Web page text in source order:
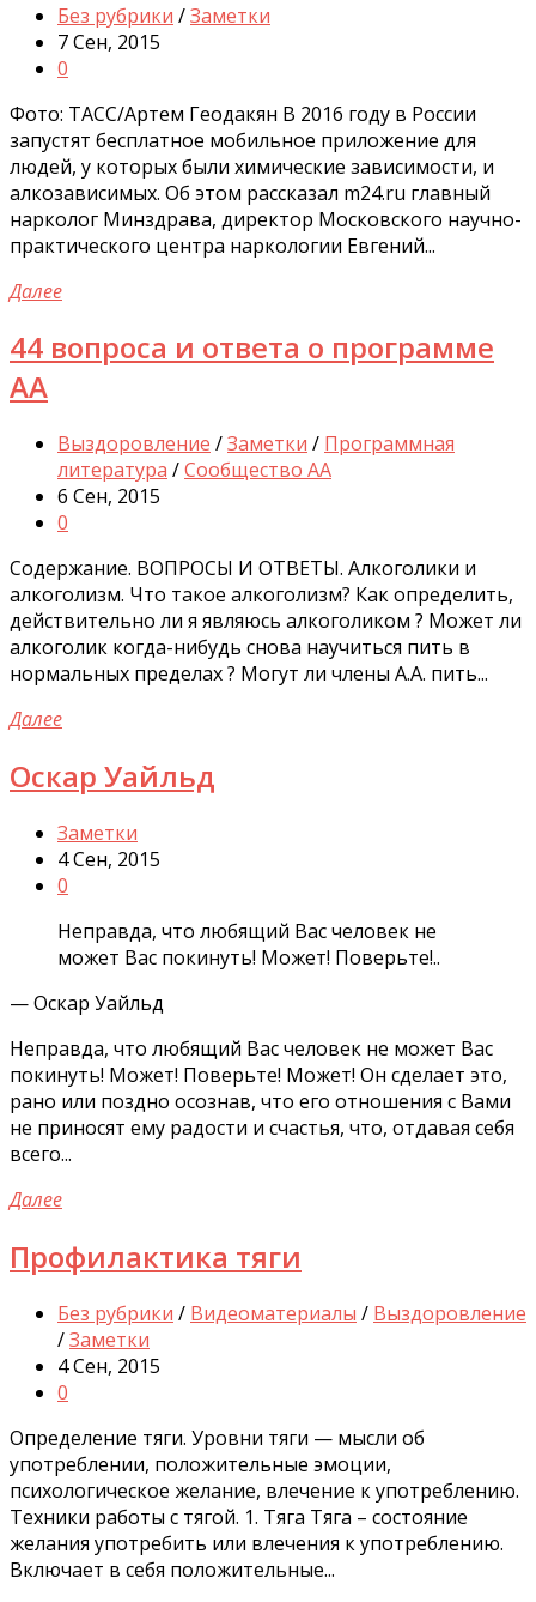
Без рубрики /Заметки
7 Сен, 2015
0
Фото: ТАСС/Артем Геодакян В 2016 году в России
запустят бесплатное мобильное приложение для
людей, у которых были химические зависимости, и
алкозависимых. Об этом рассказал m24.ru главный
нарколог Минздрава, директор Московского научно-
практического центра наркологии Евгений...
Далее
44 вопроса и ответа о программе
АА
Выздоровление /Заметки / Программная
литература /Сообщество АА
6 Сен, 2015
0
Содержание. ВОПРОСЫ И ОТВЕТЫ. Алкоголики и
алкоголизм. Что такое алкоголизм? Как определить,
действительно ли я являюсь алкоголиком ? Может ли
алкоголик когда-нибудь снова научиться пить в
нормальных пределах ? Могут ли члены А.А. пить...
Далее
Оскар Уайльд
Заметки
4 Сен, 2015
0
Неправда, что любящий Вас человек не
может Вас покинуть! Может! Поверьте!..
— Оскар Уайльд
Неправда, что любящий Вас человек не может Вас
покинуть! Может! Поверьте! Может! Он сделает это,
рано или поздно осознав, что его отношения с Вами
не приносят ему радости и счастья, что, отдавая себя
всего...
Далее
Профилактика тяги
Без рубрики / Видеоматериалы / Выздоровление
/Заметки
4 Сен, 2015
0
Определение тяги. Уровни тяги — мысли об
употреблении, положительные эмоции,
психологическое желание, влечение к употреблению.
Техники работы с тягой. 1. Тяга Тяга – состояние
желания употребить или влечения к употреблению.
Включает в себя положительные...